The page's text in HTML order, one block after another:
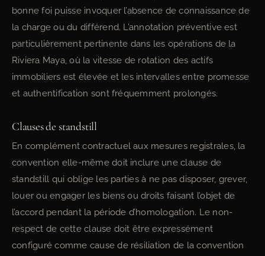
bonne foi puisse invoquer l’absence de connaissance de
la charge ou du différend. L’annotation préventive est
particulièrement pertinente dans les opérations de la
Riviera Maya, où la vitesse de rotation des actifs
immobiliers est élevée et les intervalles entre promesse
et authentification sont fréquemment prolongés.
Clauses de standstill
En complément contractuel aux mesures registrales, la
convention elle-même doit inclure une clause de
standstill qui oblige les parties à ne pas disposer, grever,
louer ou engager les biens ou droits faisant l’objet de
l’accord pendant la période d’homologation. Le non-
respect de cette clause doit être expressément
configuré comme cause de résiliation de la convention